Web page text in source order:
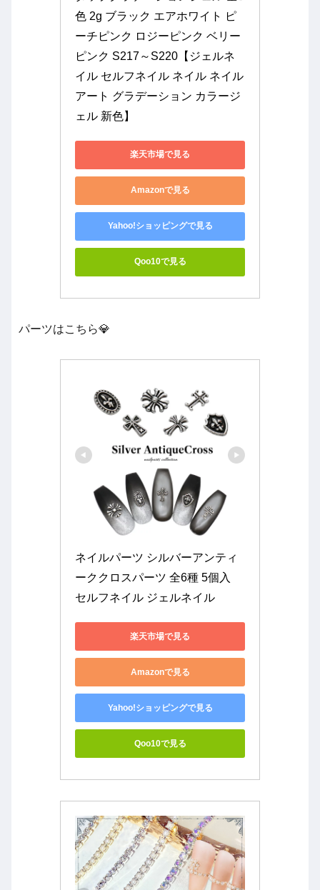
色 2g ブラック エアホワイト ピ
ーチピンク ロジーピンク ベリー
ピンク S217～S220【ジェルネ
イル セルフネイル ネイル ネイル
アート グラデーション カラージ
ェル 新色】
楽天市場で見る
Amazonで見る
Yahoo!ショッピングで見る
Qoo10で見る
パーツはこちら💎
ネイルパーツ シルバーアンティ
ーククロスパーツ 全6種 5個入
セルフネイル ジェルネイル
楽天市場で見る
Amazonで見る
Yahoo!ショッピングで見る
Qoo10で見る